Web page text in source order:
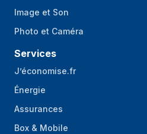
Image et Son
Photo et Caméra
Services
J’économise.fr
Énergie
Assurances
Box & Mobile